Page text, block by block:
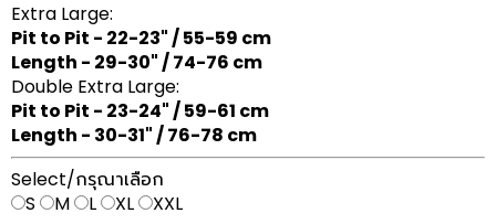
Extra Large:
Pit to Pit - 22-23" / 55-59 cm
Length - 29-30" / 74-76 cm
Double Extra Large:
Pit to Pit - 23-24" / 59-61 cm
Length - 30-31" / 76-78 cm
Select/กรุณาเลือก
S
M L XL
XXL